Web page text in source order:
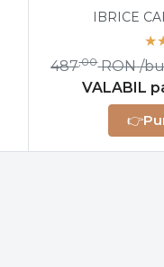
IBRICE
487,00 RON /
VALABIL
👉